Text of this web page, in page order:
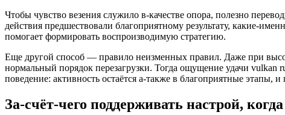
Чтобы чувство везения служило в-качестве опора, полезно
действия предшествовали благоприятному результату, какие-
помогает формировать воспроизводимую стратегию.
Еще другой способ — правило неизменных правил. Даже при
нормальный порядок перезагрузки. Тогда ощущение удачи vulkan
поведение: активность остаётся а-также в благоприятные этапы,
За-счёт-чего поддерживать настрой,